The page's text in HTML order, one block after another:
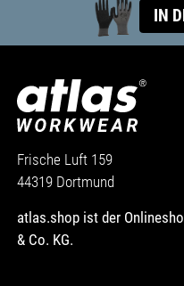
IN
Frische Luft 159
44319 Dortmund
atlas.shop ist der
& Co. KG.